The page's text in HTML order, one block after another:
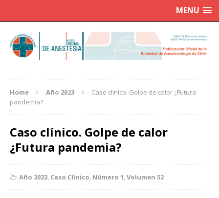
MENU
Home Año 2023
Caso clínico. Golpe de calor ¿Futura
pandemia?
Caso clínico. Golpe de calor
¿Futura pandemia?
Año 2023, Caso Clínico, Número 1,Volumen 52